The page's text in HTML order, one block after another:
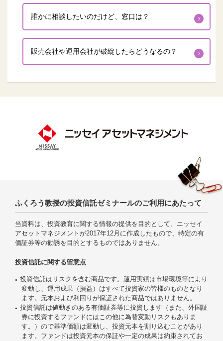
誰かに相談したいのだけど、窓口は？
販売会社や運用会社が破綻したらどうなるの？
ふくろう教授の投資信託ゼミナールのご利用にあたって
当資料は、投資教育に関する情報の提供を目的として、ニッセイ
アセットマネジメントが2017年12月に作成したもので、特定の有
価証券等の勧誘を目的とするものではありません。
投資信託に関する留意点
投資信託はリスクを含む商品です。運用実績は市場環境等により
変動し、運用成果（損益）はすべて投資家の皆様のものとなり
ます。元本および利回りが保証された商品ではありません。
投資信託は値動きのある有価証券等に投資します（また、外国証
券に投資するファンドにはこの他に為替変動リスクもありま
す。）ので基準価額は変動し、投資元本を割り込むことがあり
ます。ファンドは投資元本の保証や一定の成果は約束されてお